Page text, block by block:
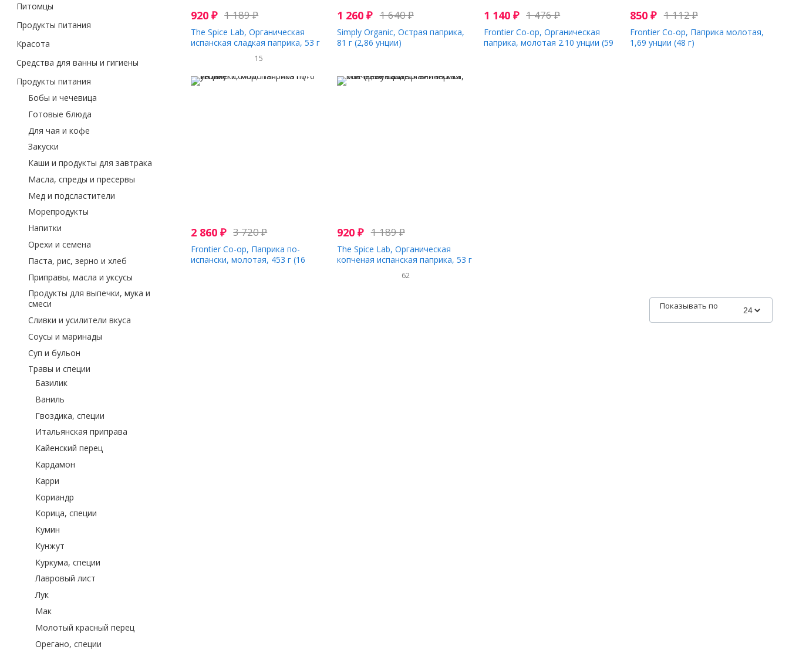
Питомцы
Продукты питания
Красота
Средства для ванны и гигиены
Продукты питания
Бобы и чечевица
Готовые блюда
Для чая и кофе
Закуски
Каши и продукты для завтрака
Масла, спреды и пресервы
Мед и подсластители
Морепродукты
Напитки
Орехи и семена
Паста, рис, зерно и хлеб
Приправы, масла и уксусы
Продукты для выпечки, мука и
смеси
Сливки и усилители вкуса
Соусы и маринады
Суп и бульон
Травы и специи
Базилик
Ваниль
Гвоздика, специи
Итальянская приправа
Кайенский перец
Кардамон
Карри
Кориандр
Корица, специи
Кумин
Кунжут
Куркума, специи
Лавровый лист
Лук
Мак
Молотый красный перец
Орегано, специи
920 ₽ 1 189₽
The Spice Lab, Органическая
испанская сладкая паприка, 53 г
15
1 260₽ 1 640₽
Simply Organic, Острая паприка,
81 г (2,86 унции)
1 140 ₽ 1 476₽
Frontier Co-op, Органическая
паприка, молотая 2.10 унции (59
850₽ 1 112₽
Frontier Co-op, Паприка молотая,
1,69 унции (48 г)
2 860 ₽ 3 720₽
Frontier Co-op, Паприка по-
испански, молотая, 453 г (16
920₽ 1 189₽
The Spice Lab, Органическая
копченая испанская паприка, 53 г
62
Показывать по